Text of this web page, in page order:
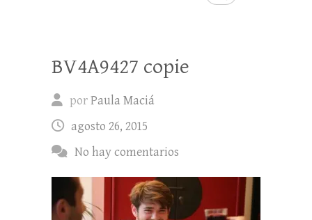
BV4A9427 copie
porPaula Maciá
agosto 26, 2015
No hay comentarios